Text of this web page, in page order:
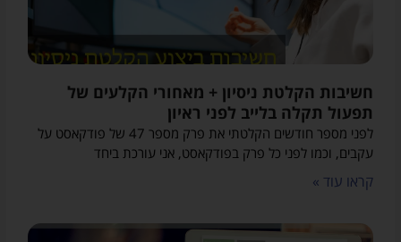
חשיבות הקלטת ניסיון + מאחורי הקלעים של
תפעול תקלה בלייב לפני ראיון
לפני מספר חודשים הקלטתי את פרק מספר 47 של פודקאסט על
עקבים, וכמו לפני כל פרק בפודקאסט, אני עורכת ביחד
קראו עוד »